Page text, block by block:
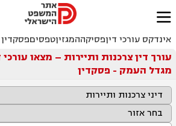

אינדקס עורכי דיןפסיקההמגזיןטפסיםפסקדין Live
עורך דין צרכנות ותיירות – מצאו
מגדל העמק - פסקדין